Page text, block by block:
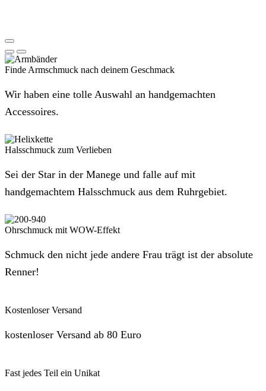
Finde Armschmuck nach deinem Geschmack
Wir haben eine tolle Auswahl an handgemachten
Accessoires.
Halsschmuck zum Verlieben
Sei der Star in der Manege und falle auf mit
handgemachtem Halsschmuck aus dem Ruhrgebiet.
Ohrschmuck mit WOW-Effekt
Schmuck den nicht jede andere Frau trägt ist der absolute
Renner!
Kostenloser Versand
kostenloser Versand ab 80 Euro
Fast jedes Teil ein Unikat